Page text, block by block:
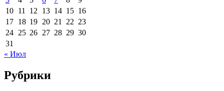
10 11 12 13 14 15 16
17 18 19 20 21 22 23
24 25 26 27 28 29 30
31
« Июл
Рубрики